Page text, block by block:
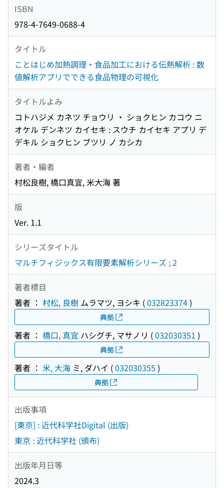
ISBN
978-4-7649-0688-4
タイトル
ことはじめ加熱調理・食品加工における伝熱解析 : 数
値解析アプリでできる食品物理の可視化
タイトルよみ
コトハジメ カネツ チョウリ ・ ショクヒン カコウ ニ
オケル デンネツ カイセキ : スウチ カイセキ アプリ デ
デキル ショクヒン ブツリ ノ カシカ
著者・編者
村松良樹, 橋口真宜, 米大海 著
版
Ver. 1.1
シリーズタイトル
マルチフィジックス有限要素解析シリーズ ; 2
著者標目
著者 ： 村松, 良樹 ムラマツ, ヨシキ (032823374)
典拠
著者 ： 橋口, 真宜 ハシグチ, マサノリ (032030351 )
典拠
著者 ： 米, 大海 ミ, ダハイ (032030355 )
典拠
出版事項
[東京] : 近代科学社Digital (出版)
東京 : 近代科学社 (頒布)
出版年月日等
2024.3